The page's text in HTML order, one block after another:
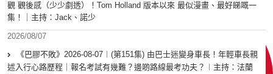
觀 觀後感（少少劇透）！Tom Holland 版本以來 最似漫畫、最好睇嘅一
集！｜主持：Jack、諾少
2026/08/07
《巴膠不敗》2026-08-07︱(第151集) 由巴士迷變身車長！年輕車長親
述入行心路歷程｜報名考試有幾難？邊啲路線最考功夫？︱主持：法蘭